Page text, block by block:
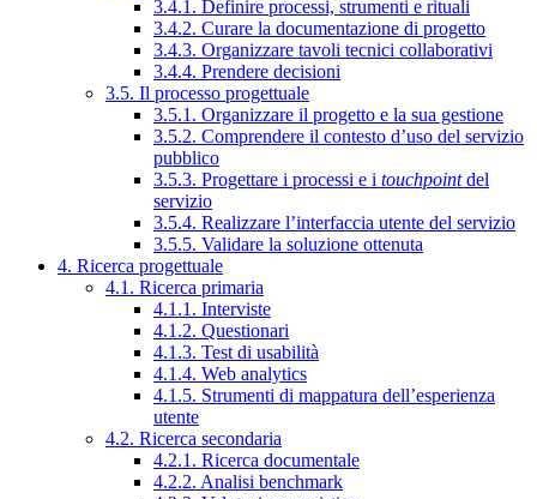
3.4.1. Definire processi, strumenti e rituali
3.4.2. Curare la documentazione di progetto
3.4.3. Organizzare tavoli tecnici collaborativi
3.4.4. Prendere decisioni
3.5. Il processo progettuale
3.5.1. Organizzare il progetto e la sua gestione
3.5.2. Comprendere il contesto d’uso del servizio
pubblico
3.5.3. Progettare i processi e i touchpointdel
servizio
3.5.4. Realizzare l’interfaccia utente del servizio
3.5.5. Validare la soluzione ottenuta
4. Ricerca progettuale
4.1. Ricerca primaria
4.1.1. Interviste
4.1.2. Questionari
4.1.3. Test di usabilità
4.1.4. Web analytics
4.1.5. Strumenti di mappatura dell’esperienza
utente
4.2. Ricerca secondaria
4.2.1. Ricerca documentale
4.2.2. Analisi benchmark